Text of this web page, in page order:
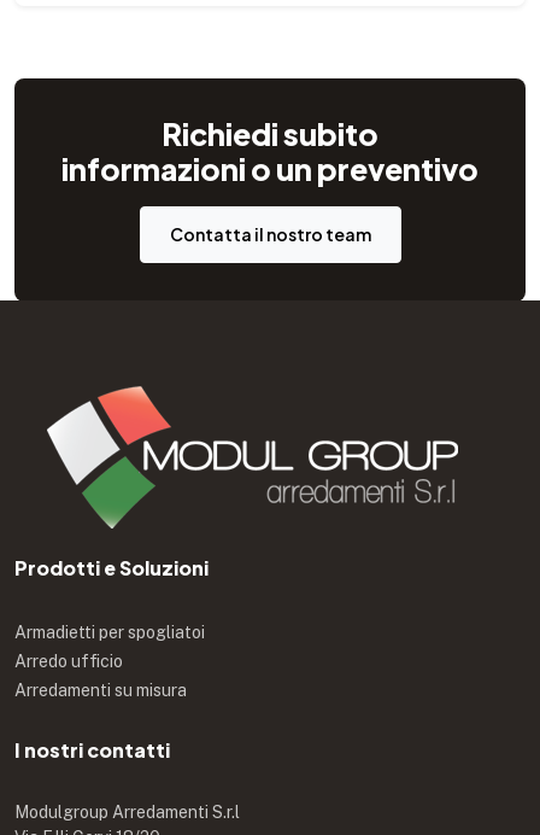
Richiedi subito
informazioni o un preventivo
Contatta il nostro team
Prodotti e Soluzioni
Armadietti per spogliatoi
Arredo ufficio
Arredamenti su misura
I nostri contatti
Modulgroup Arredamenti S.r.l